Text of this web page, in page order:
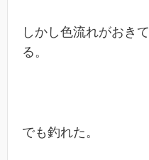
しかし色流れがおき
る。
でも釣れた。